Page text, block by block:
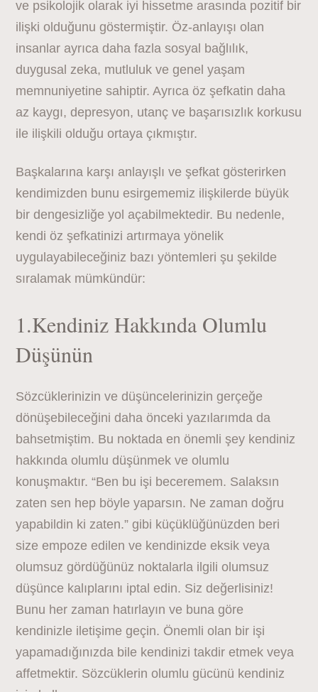
ve psikolojik olarak iyi hissetme arasında pozitif bir
ilişki olduğunu göstermiştir. Öz-anlayışı olan
insanlar ayrıca daha fazla sosyal bağlılık,
duygusal zeka, mutluluk ve genel yaşam
memnuniyetine sahiptir. Ayrıca öz şefkatin daha
az kaygı, depresyon, utanç ve başarısızlık korkusu
ile ilişkili olduğu ortaya çıkmıştır.
Başkalarına karşı anlayışlı ve şefkat gösterirken
kendimizden bunu esirgememiz ilişkilerde büyük
bir dengesizliğe yol açabilmektedir. Bu nedenle,
kendi öz şefkatinizi artırmaya yönelik
uygulayabileceğiniz bazı yöntemleri şu şekilde
sıralamak mümkündür:
1.Kendiniz Hakkında Olumlu
Düşünün
Sözcüklerinizin ve düşüncelerinizin gerçeğe
dönüşebileceğini daha önceki yazılarımda da
bahsetmiştim. Bu noktada en önemli şey kendiniz
hakkında olumlu düşünmek ve olumlu
konuşmaktır. “Ben bu işi beceremem. Salaksın
zaten sen hep böyle yaparsın. Ne zaman doğru
yapabildin ki zaten.” gibi küçüklüğünüzden beri
size empoze edilen ve kendinizde eksik veya
olumsuz gördüğünüz noktalarla ilgili olumsuz
düşünce kalıplarını iptal edin. Siz değerlisiniz!
Bunu her zaman hatırlayın ve buna göre
kendinizle iletişime geçin. Önemli olan bir işi
yapamadığınızda bile kendinizi takdir etmek veya
affetmektir. Sözcüklerin olumlu gücünü kendiniz